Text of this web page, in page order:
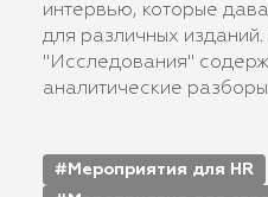
интервью, которые
для различных
"Исследования"
аналитические
Мероприятия для HR